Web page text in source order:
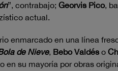
”, contrabajo; Georvis Pico,
actual.
enmarcado en una línea
de Nieve, Bebo Valdés o
su mayoría por obras